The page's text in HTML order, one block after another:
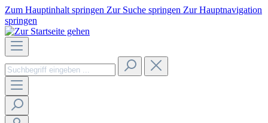
Zum Hauptinhalt springen Zur Suche springen Zur Hauptnavigation
springen